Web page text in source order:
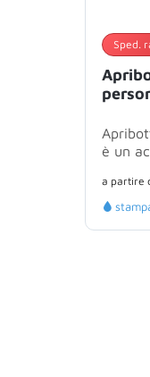
Sped.
è un
a partire